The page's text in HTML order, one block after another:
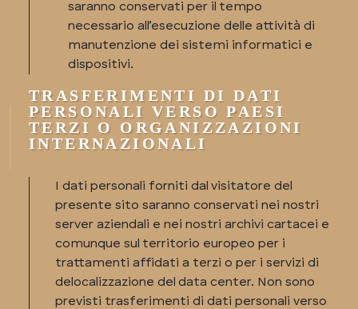
saranno conservati per il tempo
necessario all’esecuzione delle attività di
manutenzione dei sistemi informatici e
dispositivi.
TRASFERIMENTI DI DATI
PERSONALI VERSO PAESI
TERZI O ORGANIZZAZIONI
INTERNAZIONALI
I dati personali forniti dal visitatore del
presente sito saranno conservati nei nostri
server aziendali e nei nostri archivi cartacei e
comunque sul territorio europeo per i
trattamenti affidati a terzi o per i servizi di
delocalizzazione del data center. Non sono
previsti trasferimenti di dati personali verso